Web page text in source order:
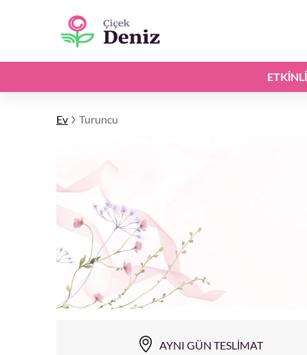
Ev Turuncu
AYNI GÜN TESLIMAT